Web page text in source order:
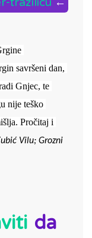
savršeni dan,
Gnjec, te
nije teško
Pročitaj i
Vilu; Grozni
da